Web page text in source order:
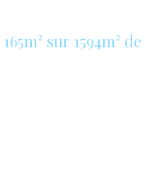
sur 1594m² de